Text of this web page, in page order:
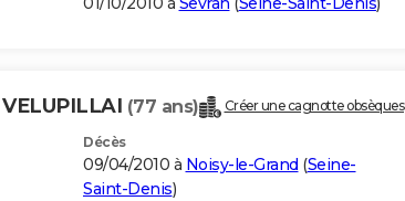
(77 ans) Créer une cagnotte obsèques
Décès
09/04/2010 à Noisy-le-Grand (Seine-
Saint-Denis)